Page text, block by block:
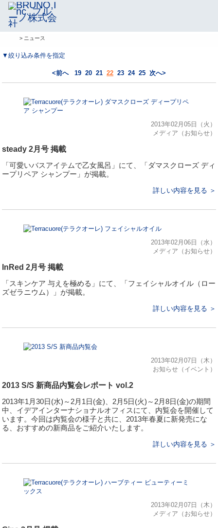
> ニュース
▼絞り込み条件を指定
<前へ 19 20 21 22 23 24 25 次へ>
2013年02月05日（火）
メディア（お知らせ）
steady 2月号 掲載
「可愛いバスアイテムで乙女風呂」にて、「ダマスクローズ ディ
ープリペア シャンプー」が掲載。
詳しい内容を見る ＞
2013年02月06日（水）
メディア（お知らせ）
InRed 2月号 掲載
「スキンケア 与えを極める」にて、「フェイシャルオイル（ロー
ズゼラニウム）」が掲載。
詳しい内容を見る ＞
2013年02月07日（木）
お知らせ（イベント）
2013 S/S 新商品内覧会レポート vol.2
2013年1月30日(水)～2月1日(金)、2月5日(火)～2月8日(金)の期間
中、イデアインターナショナルオフィスにて、内覧会を開催して
います。今回は内覧会の様子と共に、2013年春夏に新発売にな
る、おすすめの新商品をご紹介いたします。
詳しい内容を見る ＞
2013年02月07日（木）
メディア（お知らせ）